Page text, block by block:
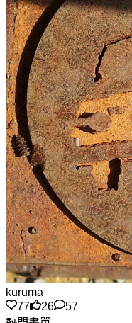
kuruma
77
26
57